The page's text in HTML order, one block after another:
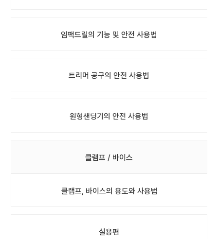
임팩드릴의 기능 및 안전 사용법
트리머 공구의 안전 사용법
원형샌딩기의 안전 사용법
클램프 / 바이스
클램프, 바이스의 용도와 사용법
실용편